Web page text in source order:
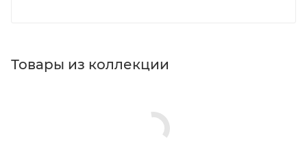
Товары из коллекции